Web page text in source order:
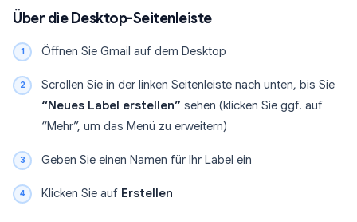
Über die Desktop-Seitenleiste
Öffnen Sie Gmail auf dem Desktop
Scrollen Sie in der linken Seitenleiste nach unten, bis Sie
“Neues Label erstellen” sehen (klicken Sie ggf. auf
“Mehr”, um das Menü zu erweitern)
Geben Sie einen Namen für Ihr Label ein
Klicken Sie auf Erstellen